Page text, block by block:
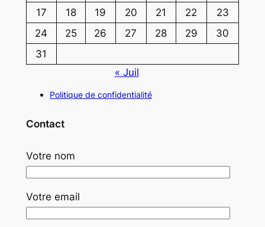
17
18 19 20 21 22
23
24
25 26 27 28 29
30
31
« Juil
Politique de confidentialité
Contact
Votre nom
Votre email